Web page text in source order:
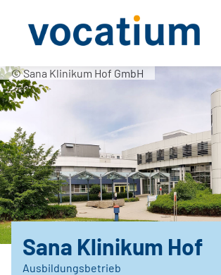
© Sana Klinikum Hof GmbH
Sana Klinikum Hof
Ausbildungsbetrieb